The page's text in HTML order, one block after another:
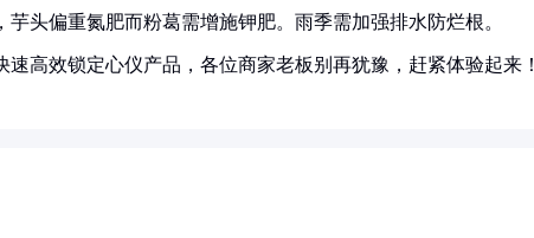
头偏重氮肥而粉葛需增施钾肥。雨季需加强排水防烂根。
高效锁定心仪产品，各位商家老板别再犹豫，赶紧体验起来！